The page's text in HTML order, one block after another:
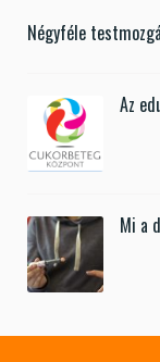
Négyféle
Az
Mi a